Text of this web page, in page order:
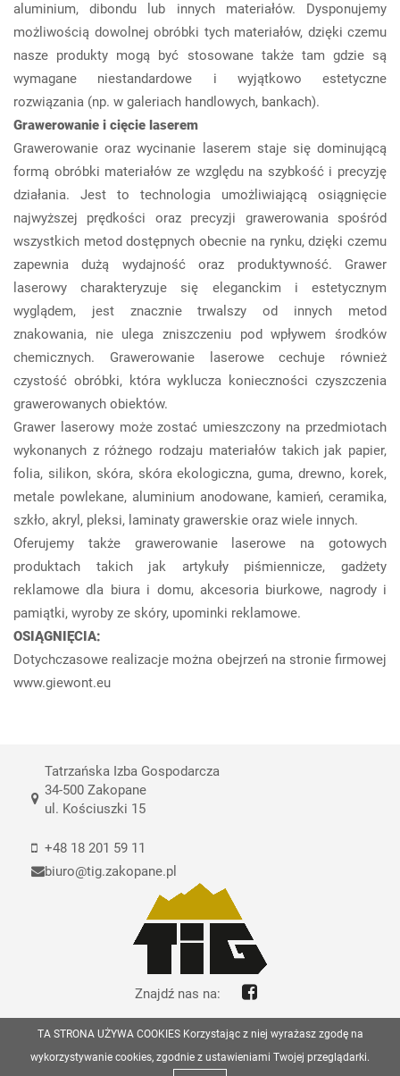
aluminium, dibondu lub innych materiałów. Dysponujemy
możliwością dowolnej obróbki tych materiałów, dzięki czemu
nasze produkty mogą być stosowane także tam gdzie są
wymagane niestandardowe i wyjątkowo estetyczne
rozwiązania (np. w galeriach handlowych, bankach).
Grawerowanie i cięcie laserem
Grawerowanie oraz wycinanie laserem staje się dominującą
formą obróbki materiałów ze względu na szybkość i precyzję
działania. Jest to technologia umożliwiającą osiągnięcie
najwyższej prędkości oraz precyzji grawerowania spośród
wszystkich metod dostępnych obecnie na rynku, dzięki czemu
zapewnia dużą wydajność oraz produktywność. Grawer
laserowy charakteryzuje się eleganckim i estetycznym
wyglądem, jest znacznie trwalszy od innych metod
znakowania, nie ulega zniszczeniu pod wpływem środków
chemicznych. Grawerowanie laserowe cechuje również
czystość obróbki, która wyklucza konieczności czyszczenia
grawerowanych obiektów.
Grawer laserowy może zostać umieszczony na przedmiotach
wykonanych z różnego rodzaju materiałów takich jak papier,
folia, silikon, skóra, skóra ekologiczna, guma, drewno, korek,
metale powlekane, aluminium anodowane, kamień, ceramika,
szkło, akryl, pleksi, laminaty grawerskie oraz wiele innych.
Oferujemy także grawerowanie laserowe na gotowych
produktach takich jak artykuły piśmiennicze, gadżety
reklamowe dla biura i domu, akcesoria biurkowe, nagrody i
pamiątki, wyroby ze skóry, upominki reklamowe.
OSIĄGNIĘCIA:
Dotychczasowe realizacje można obejrzeń na stronie firmowej
www.giewont.eu
Tatrzańska Izba Gospodarcza
34-500 Zakopane
ul. Kościuszki 15
+48 18 201 59 11
biuro@tig.zakopane.pl
Znajdź nas na:
© Copyrights Tatrzańska Izba Gospodarcza 2026
TA STRONA UŻYWA COOKIES Korzystając z niej wyrażasz zgodę na
wykorzystywanie cookies, zgodnie z ustawieniami Twojej przeglądarki.